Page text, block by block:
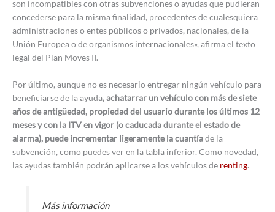
son incompatibles con otras subvenciones o ayudas que pudieran
concederse para la misma finalidad, procedentes de cualesquiera
administraciones o entes públicos o privados, nacionales, de la
Unión Europea o de organismos internacionales», afirma el texto
legal del Plan Moves II.
Por último, aunque no es necesario entregar ningún vehículo para
beneficiarse de la ayuda, achatarrar un vehículo con más de siete
años de antigüedad, propiedad del usuario durante los últimos 12
meses y con la ITV en vigor (o caducada durante el estado de
alarma), puede incrementar ligeramente la cuantíade la
subvención, como puedes ver en la tabla inferior. Como novedad,
las ayudas también podrán aplicarse a los vehículos de renting.
Más información